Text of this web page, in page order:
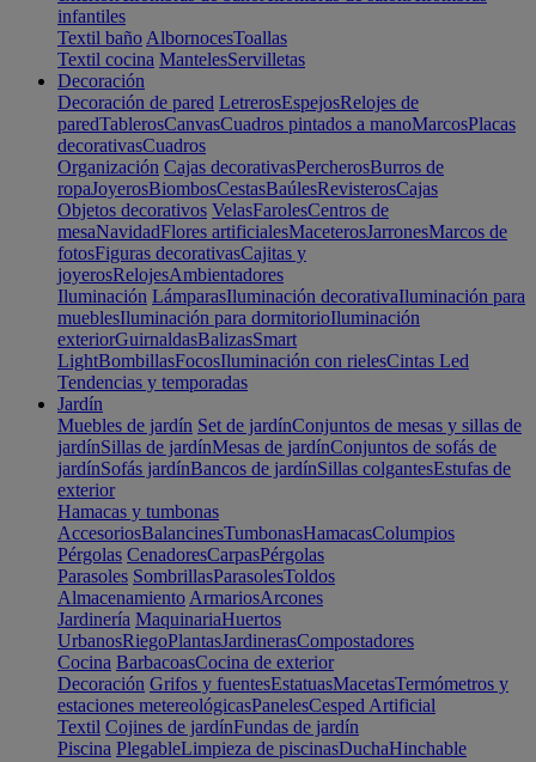
infantiles
Textil baño AlbornocesToallas
Textil cocina MantelesServilletas
Decoración
Decoración de pared LetrerosEspejosRelojes de
paredTablerosCanvasCuadros pintados a manoMarcosPlacas
decorativasCuadros
Organización Cajas decorativasPercherosBurros de
ropaJoyerosBiombosCestasBaúlesRevisterosCajas
Objetos decorativos VelasFarolesCentros de
mesaNavidadFlores artificialesMaceterosJarronesMarcos de
fotosFiguras decorativasCajitas y
joyerosRelojesAmbientadores
Iluminación LámparasIluminación decorativaIluminación para
mueblesIluminación para dormitorioIluminación
exteriorGuirnaldasBalizasSmart
LightBombillasFocosIluminación con rielesCintas Led
Tendencias y temporadas
Jardín
Muebles de jardín Set de jardínConjuntos de mesas y sillas de
jardínSillas de jardínMesas de jardínConjuntos de sofás de
jardínSofás jardínBancos de jardínSillas colgantesEstufas de
exterior
Hamacas y tumbonas
AccesoriosBalancinesTumbonasHamacasColumpios
Pérgolas CenadoresCarpasPérgolas
Parasoles SombrillasParasolesToldos
Almacenamiento ArmariosArcones
Jardinería MaquinariaHuertos
UrbanosRiegoPlantasJardinerasCompostadores
Cocina BarbacoasCocina de exterior
Decoración Grifos y fuentesEstatuasMacetasTermómetros y
estaciones metereológicasPanelesCesped Artificial
Textil Cojines de jardínFundas de jardín
Piscina PlegableLimpieza de piscinasDuchaHinchable